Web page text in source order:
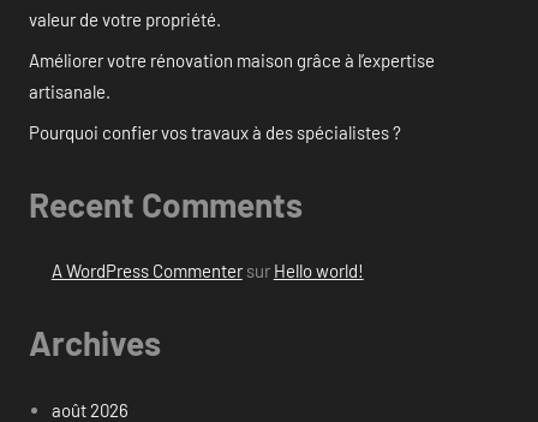
valeur de votre propriété.
Améliorer votre rénovation maison grâce à l’expertise
artisanale.
Pourquoi confier vos travaux à des spécialistes ?
Recent Comments
A WordPress Commentersur Hello world!
Archives
août 2026